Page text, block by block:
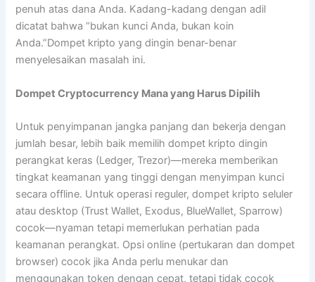
penuh atas dana Anda. Kadang-kadang dengan adil
dicatat bahwa “bukan kunci Anda, bukan koin
Anda.”Dompet kripto yang dingin benar-benar
menyelesaikan masalah ini.
Dompet Cryptocurrency Mana yang Harus Dipilih
Untuk penyimpanan jangka panjang dan bekerja dengan
jumlah besar, lebih baik memilih dompet kripto dingin
perangkat keras (Ledger, Trezor)—mereka memberikan
tingkat keamanan yang tinggi dengan menyimpan kunci
secara offline. Untuk operasi reguler, dompet kripto seluler
atau desktop (Trust Wallet, Exodus, BlueWallet, Sparrow)
cocok—nyaman tetapi memerlukan perhatian pada
keamanan perangkat. Opsi online (pertukaran dan dompet
browser) cocok jika Anda perlu menukar dan
menggunakan token dengan cepat, tetapi tidak cocok